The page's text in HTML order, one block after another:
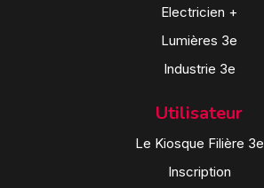
Electricien +
Lumières 3e
Industrie 3e
Utilisateur
Le Kiosque Filière 3e
Inscription